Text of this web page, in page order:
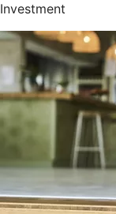
Investment